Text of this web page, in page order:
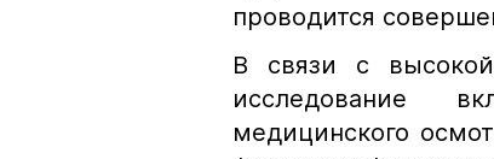
проводится
В связи с
исследование
медицинского